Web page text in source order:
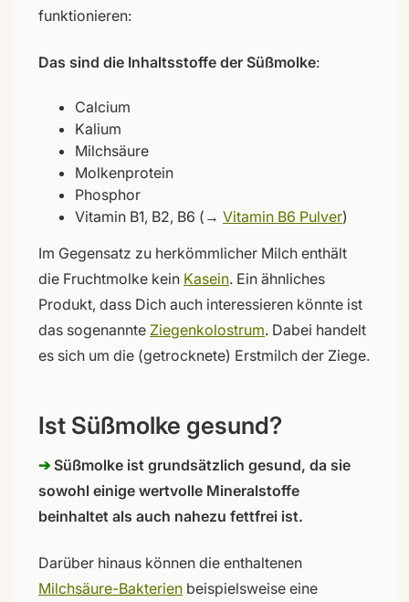
funktionieren:
Das sind die Inhaltsstoffe der Süßmolke:
Calcium
Kalium
Milchsäure
Molkenprotein
Phosphor
Vitamin B1, B2, B6 (→ Vitamin B6 Pulver)
Im Gegensatz zu herkömmlicher Milch enthält
die Fruchtmolke kein Kasein. Ein ähnliches
Produkt, dass Dich auch interessieren könnte ist
das sogenannte Ziegenkolostrum. Dabei handelt
es sich um die (getrocknete) Erstmilch der Ziege.
Ist Süßmolke gesund?
➔Süßmolke ist grundsätzlich gesund, da sie
sowohl einige wertvolle Mineralstoffe
beinhaltet als auch nahezu fettfrei ist.
Darüber hinaus können die enthaltenen
Milchsäure-Bakterien beispielsweise eine